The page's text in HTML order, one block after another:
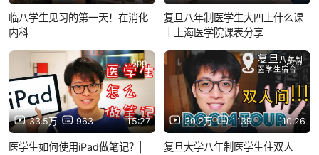
临八学生见习的第一天！在消化
内科
复旦八年制医学生大四上什么课
｜上海医学院课表分享
33.5万 963 15:27
App
医学生如何使用iPad做笔记？|
30.2万 1139 10:26
App
复旦大学八年制医学生住双人